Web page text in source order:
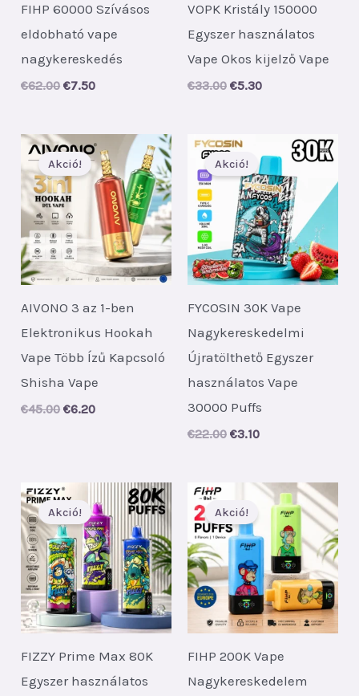
FIHP 60000 Szívásos
eldobható vape
nagykereskedés
€62.00 Original
€62.00.
€7.50Current
€7.50.
VOPK Kristály 150000
Egyszer használatos
Vape Okos kijelző Vape
€33.00 Original
€5.30Current
Akció!
AIVONO 3 az 1-ben
Elektronikus Hookah
Vape Több Ízű Kapcsoló
Shisha Vape
€45.00 Original
€6.20Current
Akció!
FYCOSIN 30K Vape
Nagykereskedelmi
Újratölthető Egyszer
használatos Vape
30000 Puffs
€22.00 Original
€22.00.
€3.10Current
€3.10.
Akció!
FIZZY Prime Max 80K
Egyszer használatos
Akció!
FIHP 200K Vape
Nagykereskedelem